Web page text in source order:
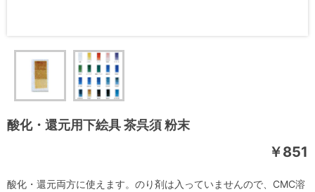
酸化・還元用下絵具 茶呉須 粉末
￥851
酸化・還元両方に使えます。のり剤は入っていませんので、CMC溶